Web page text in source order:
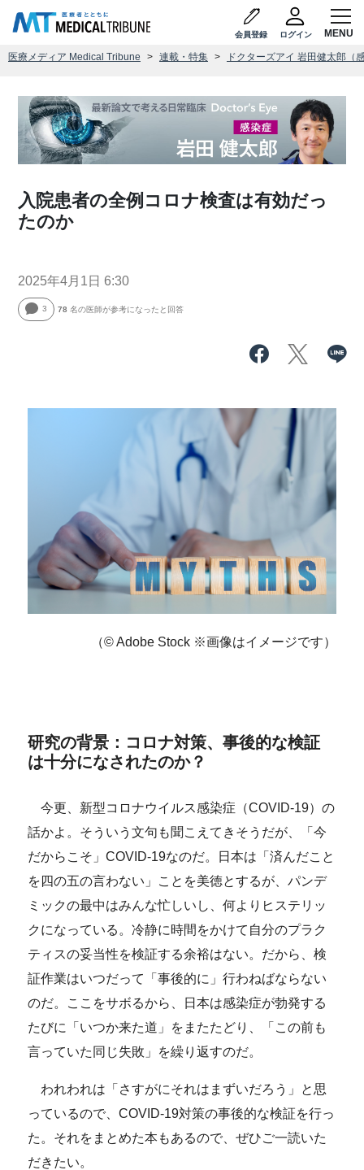
会員登録 ログイン
医療メディア Medical Tribune 連載・特集 ドクターズアイ 岩田健太郎（
入院患者の全例コロナ検査は有効だっ
たのか
2025年4月1日 6:30
3 78 名の医師が参考になったと回答
（© Adobe Stock ※画像はイメージです）
研究の背景：コロナ対策、事後的な検証
は十分になされたのか？
今更、新型コロナウイルス感染症（COVID-19）の
話かよ。そういう文句も聞こえてきそうだが、「今
だからこそ」COVID-19なのだ。日本は「済んだこと
を四の五の言わない」ことを美徳とするが、パンデ
ミックの最中はみんな忙しいし、何よりヒステリッ
クになっている。冷静に時間をかけて自分のプラク
ティスの妥当性を検証する余裕はない。だから、検
証作業はいつだって「事後的に」行わねばならない
のだ。ここをサボるから、日本は感染症が勃発する
たびに「いつか来た道」をまたたどり、「この前も
言っていた同じ失敗」を繰り返すのだ。
われわれは「さすがにそれはまずいだろう」と思
っているので、COVID-19対策の事後的な検証を行っ
た。それをまとめた本もあるので、ぜひご一読いた
だきたい。